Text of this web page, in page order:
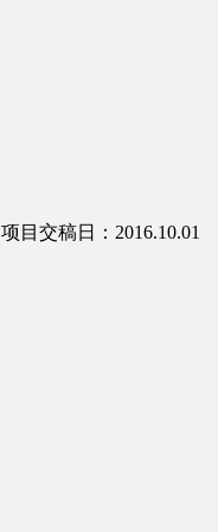
项目交稿日：2016.10.01